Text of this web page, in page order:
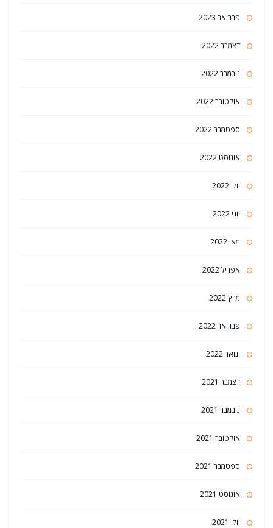
פברואר 2023
דצמבר 2022
נובמבר 2022
אוקטובר 2022
ספטמבר 2022
אוגוסט 2022
יולי 2022
יוני 2022
מאי 2022
אפריל 2022
מרץ 2022
פברואר 2022
ינואר 2022
דצמבר 2021
נובמבר 2021
אוקטובר 2021
ספטמבר 2021
אוגוסט 2021
יולי 2021